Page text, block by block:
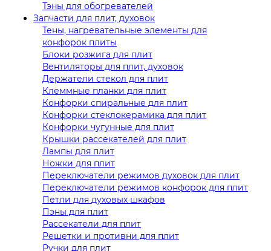
Тэны для обогревателей
Запчасти для плит, духовок
Тены, нагревательные элементы для
конфорок плиты
Блоки розжига для плит
Вентиляторы для плит, духовок
Держатели стекол для плит
Клеммные планки для плит
Конфорки спиральные для плит
Конфорки стеклокерамика для плит
Конфорки чугунные для плит
Крышки рассекателей для плит
Лампы для плит
Ножки для плит
Переключатели режимов духовок для плит
Переключатели режимов конфорок для плит
Петли для духовых шкафов
Пэны для плит
Рассекатели для плит
Решетки и противни для плит
Ручки для плит